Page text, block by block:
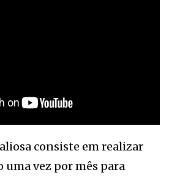
consiste em realizar
uma vez por mês para